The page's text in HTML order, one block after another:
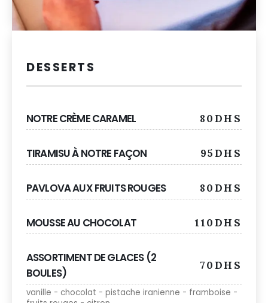
DESSERTS
NOTRE CRÈME CARAMEL 80DHS
TIRAMISU À NOTRE FAÇON 95DHS
PAVLOVA AUX FRUITS ROUGES 80DHS
MOUSSE AU CHOCOLAT 110DHS
ASSORTIMENT DE GLACES (2
BOULES)
70DHS
vanille - chocolat - pistache iranienne - framboise -